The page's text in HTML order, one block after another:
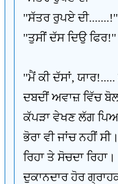
''ਸੱਤਰ ਰੁਪਏ ਦੀ.......!''
''ਤੁਸੀਂ ਦੱਸ ਦਿਉ ਫਿਰ!''
''ਮੈਂ ਕੀ ਦੱਸਾਂ,
ਦਬਦੀਂ ਅਵਾਜ਼ ਵਿੱਚ
ਕੱਪੜਾ ਵੇਖਣ ਲੱਗ
ਭੋਰਾ ਵੀ ਜਾਂਚ ਨਹੀਂ
ਰਿਹਾ ਤੇ ਸੋਚਦਾ ਰਿਹਾ।
ਦੁਕਾਨਦਾਰ ਹੋਰ